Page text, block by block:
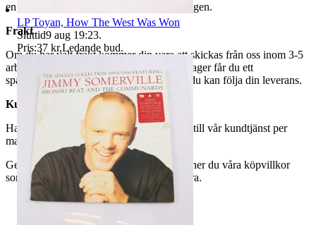
en avgift på 84 kr dras av från återbetalningen.
Frakt
Om du har valt frakt kommer din vara att skickas från oss inom 3-5
arbetsdagar. När din vara har lämnat vårt lager får du ett
spårningsnummer av DSV inom kort där du kan följa din leverans.
Kundservice
Har du frågor eller funderingar hör av dig till vår kundtjänst per
mail:
webbshop@myrorna.se
Genom att buda på våra annonser godkänner du våra köpvillkor
som du hittar på vår infosida här på Tradera.
LP Toyan, How The West Was Won
Sluttid9 aug 19:23.
Pris:37 kr,Ledande bud.